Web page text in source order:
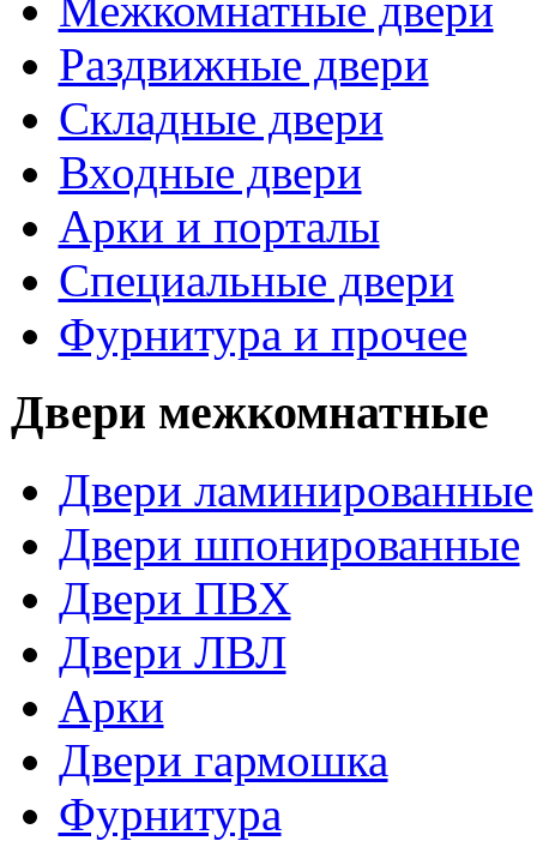
Межкомнатные двери
Раздвижные двери
Складные двери
Входные двери
Арки и порталы
Специальные двери
Фурнитура и прочее
Двери межкомнатные
Двери ламинированные
Двери шпонированные
Двери ПВХ
Двери ЛВЛ
Арки
Двери гармошка
Фурнитура